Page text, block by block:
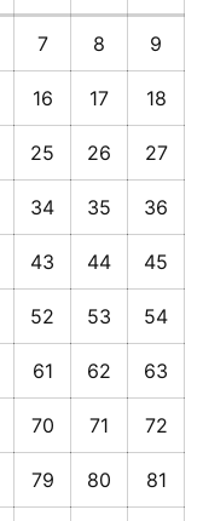
7 8 9
16 17 18
25 26 27
34 35 36
43 44 45
52 53 54
61 62 63
70 71 72
79 80 81